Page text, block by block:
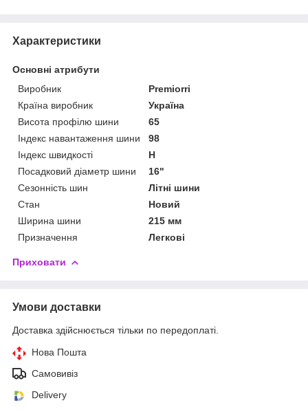
Характеристики
Основні атрибути
Виробник
Premiorri
Країна виробник
Україна
Висота профілю шини
65
Індекс навантаження шини
98
Індекс швидкості
H
Посадковий діаметр шини
16"
Сезонність шин
Літні шини
Стан
Новий
Ширина шини
215 мм
Призначення
Легкові
Приховати
Умови доставки
Доставка здійснюється тільки по передоплаті.
Нова Пошта
Самовивіз
Delivery